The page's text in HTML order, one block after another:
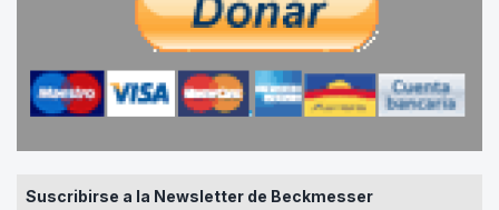
Suscribirse a la Newsletter de Beckmesser